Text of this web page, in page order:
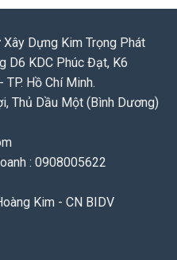
Dựng Kim Trọng Phát
D6 KDC Phúc Đạt, K6
Hồ Chí Minh.
Thủ Dầu Một (Bình Dương)
: 0908005622
Kim - CN BIDV